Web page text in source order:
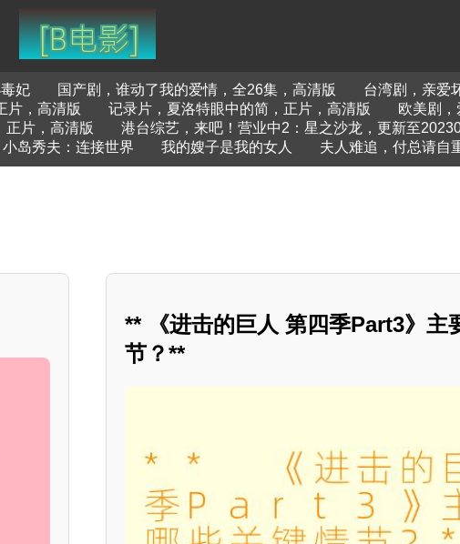
妃 国产剧，谁动了我的爱情，全26集，高清版 台湾剧，亲爱
片，高清版 记录片，夏洛特眼中的简，正片，高清版
欧美剧
正片，高清版 港台综艺，来吧！营业中2：星之沙龙，更新至
小岛秀夫：连接世界 我的嫂子是我的女人 夫人难追，付总请自
** 《进击的巨人 第四季Part3》主
节？**